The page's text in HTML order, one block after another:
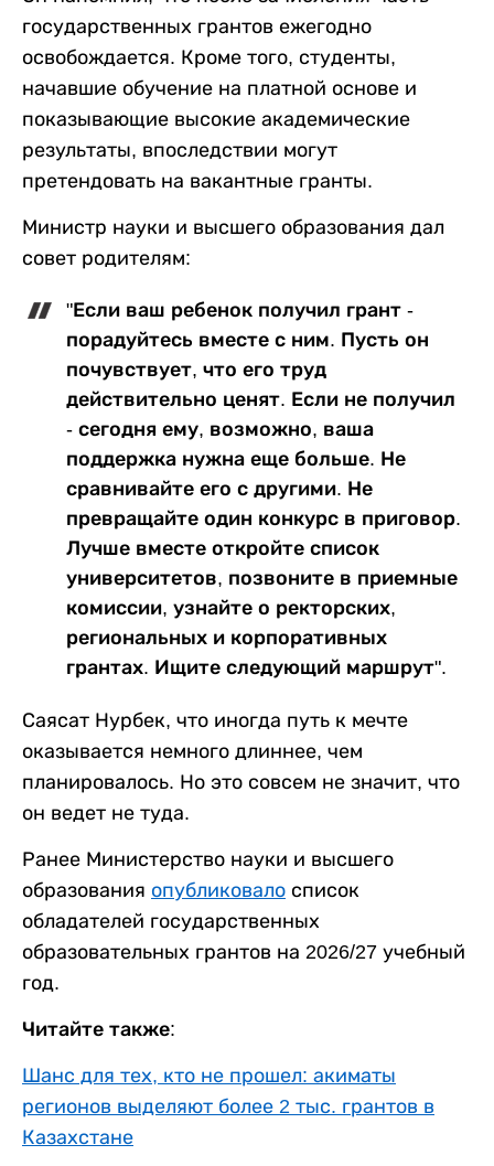
государственных грантов ежегодно
освобождается. Кроме того, студенты,
начавшие обучение на платной основе и
показывающие высокие академические
результаты, впоследствии могут
претендовать на вакантные гранты.
Министр науки и высшего образования дал
совет родителям:
"Если ваш ребенок получил грант -
порадуйтесь вместе с ним. Пусть он
почувствует, что его труд
действительно ценят. Если не получил
- сегодня ему, возможно, ваша
поддержка нужна еще больше. Не
сравнивайте его с другими. Не
превращайте один конкурс в приговор.
Лучше вместе откройте список
университетов, позвоните в приемные
комиссии, узнайте о ректорских,
региональных и корпоративных
грантах. Ищите следующий маршрут".
Саясат Нурбек, что иногда путь к мечте
оказывается немного длиннее, чем
планировалось. Но это совсем не значит, что
он ведет не туда.
Ранее Министерство науки и высшего
образования опубликовало список
обладателей государственных
образовательных грантов на 2026/27 учебный
год.
Читайте также:
Шанс для тех, кто не прошел: акиматы
регионов выделяют более 2 тыс. грантов в
Казахстане